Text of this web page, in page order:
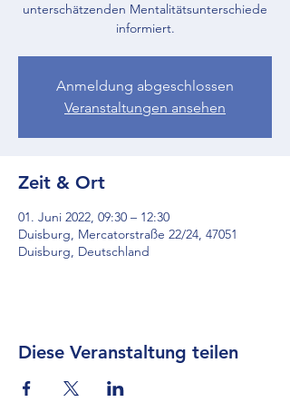
unterschätzenden Mentalitätsunterschiede
informiert.
Anmeldung abgeschlossen
Veranstaltungen ansehen
Zeit & Ort
01. Juni 2022, 09:30 – 12:30
Duisburg, Mercatorstraße 22/24, 47051
Duisburg, Deutschland
Diese Veranstaltung teilen